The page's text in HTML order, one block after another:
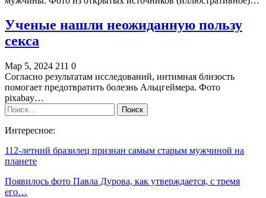
Ученые нашли неожиданную пользу
секса
Мар 5, 2024 211 0
Согласно результатам исследований, интимная близость
помогает предотвратить болезнь Альцгеймера. Фото
pixabay…
Интересное:
112-летний бразилец признан самым старым мужчиной на
планете
Появилось фото Павла Дурова, как утверждается, с тремя
его…